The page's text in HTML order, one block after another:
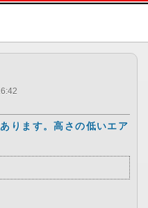
本文へ
ります。高さの低いエア